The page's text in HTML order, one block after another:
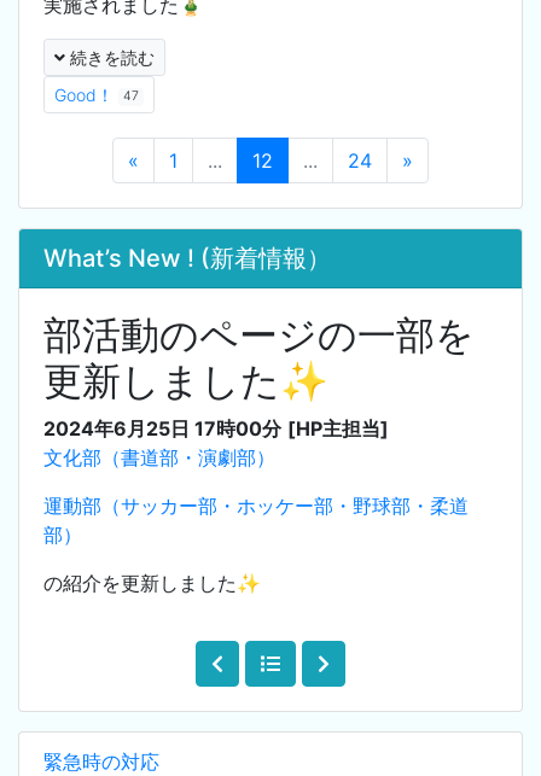
緊急時の対応
実施されました🎍
続きを読む
Good！
47
« 1 ... 12 ... 24 »
What’s New ! (新着情報）
部活動のページの一部を
更新しました✨
2024年6月25日 17時00分 [HP主担当]
文化部（書道部・演劇部）
運動部（サッカー部・ホッケー部・野球部・柔道
部）
の紹介を更新しました✨